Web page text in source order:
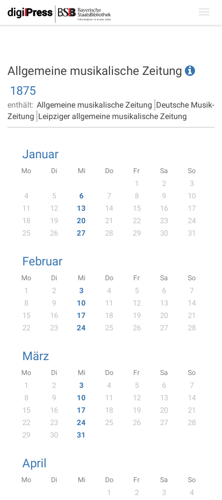
Allgemeine musikalische Zeitung
1875
enthält: Allgemeine musikalische Zeitung Deutsche Musik-
Zeitung Leipziger allgemeine musikalische Zeitung
Januar
Mo Di Mi Do Fr Sa So
1 2
3
4
5 6 7 8 9
10
11
12 13 14 15 16
17
18
19 20 21 22 23
24
25
26 27 28 29 30 31
Februar
Mo Di Mi Do Fr Sa So
1 2 3 4 5 6
7
8
9 10 11 12 13
14
15
16 17 18 19 20
21
22
23 24 25 26 27 28
März
Mo Di Mi Do Fr Sa So
1 2 3 4 5 6
7
8
9 10 11 12 13
14
15
16 17 18 19 20
21
22
23 24 25 26 27
28
29
30 31
April
Mo Di Mi Do Fr Sa So
1 2 3
4